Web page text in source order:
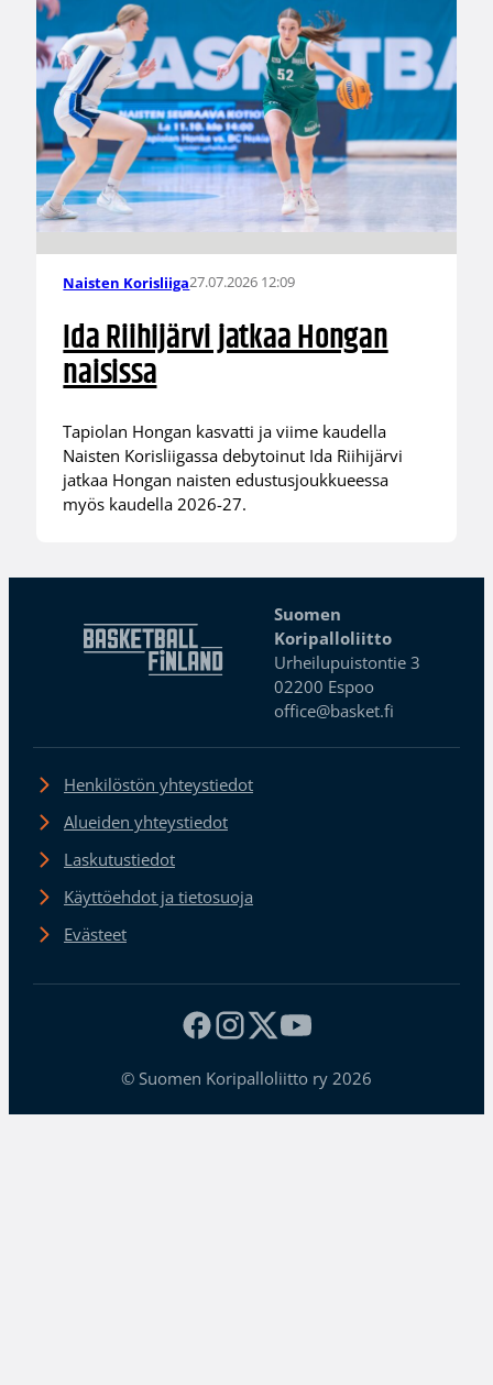
Naisten Korisliiga27.07.2026 12:09
Ida Riihijärvi jatkaa Hongan
naisissa
Tapiolan Hongan kasvatti ja viime kaudella
Naisten Korisliigassa debytoinut Ida Riihijärvi
jatkaa Hongan naisten edustusjoukkueessa
myös kaudella 2026-27.
Suomen
Koripalloliitto
Urheilupuistontie 3
02200 Espoo
office@basket.fi
Henkilöstön yhteystiedot
Alueiden yhteystiedot
Laskutustiedot
Käyttöehdot ja tietosuoja
Evästeet
© Suomen Koripalloliitto ry 2026